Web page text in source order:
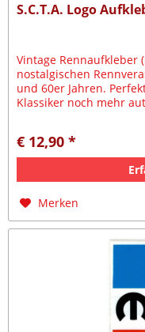
S.C.T.A. Logo
Vintage Rennaufkleber
nostalgischen
und 60er Jahren.
Klassiker noch mehr
€ 12,90 *
Merken